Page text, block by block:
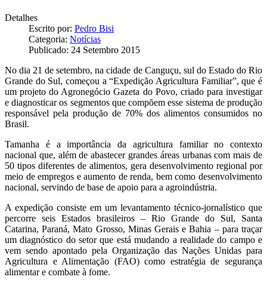
Detalhes
Escrito por: Pedro Bisi
Categoria: Notícias
Publicado: 24 Setembro 2015
No dia 21 de setembro, na cidade de Canguçu, sul do Estado do Rio
Grande do Sul, começou a “Expedição Agricultura Familiar”, que é
um projeto do Agronegócio Gazeta do Povo, criado para investigar
e diagnosticar os segmentos que compõem esse sistema de produção
responsável pela produção de 70% dos alimentos consumidos no
Brasil.
Tamanha é a importância da agricultura familiar no contexto
nacional que, além de abastecer grandes áreas urbanas com mais de
50 tipos diferentes de alimentos, gera desenvolvimento regional por
meio de empregos e aumento de renda, bem como desenvolvimento
nacional, servindo de base de apoio para a agroindústria.
A expedição consiste em um levantamento técnico-jornalístico que
percorre seis Estados brasileiros – Rio Grande do Sul, Santa
Catarina, Paraná, Mato Grosso, Minas Gerais e Bahia – para traçar
um diagnóstico do setor que está mudando a realidade do campo e
vem sendo apontado pela Organização das Nações Unidas para
Agricultura e Alimentação (FAO) como estratégia de segurança
alimentar e combate à fome.